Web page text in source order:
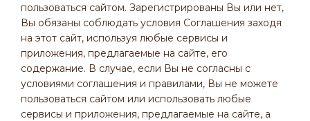
пользоваться сайтом. Зарегистрированы Вы или нет,
Вы обязаны соблюдать условия Соглашения заходя
на этот сайт, используя любые сервисы и
приложения, предлагаемые на сайте, его
содержание. В случае, если Вы не согласны с
условиями соглашения и правилами, Вы не можете
пользоваться сайтом или использовать любые
сервисы и приложения, предлагаемые на сайте, а